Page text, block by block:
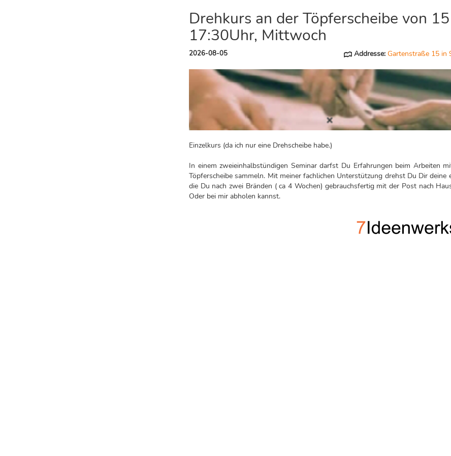
Drehkurs an der Töpferscheibe von
17:30Uhr, Mittwoch
2026-08-05 Addresse: Gartenstraße 15 in
Einzelkurs (da ich nur eine Drehscheibe habe.)
In einem zweieinhalbstündigen Seminar darfst Du Erfahrungen beim Arbeiten
Töpferscheibe sammeln. Mit meiner fachlichen Unterstützung drehst Du Dir deine
die Du nach zwei Bränden ( ca 4 Wochen) gebrauchsfertig mit der Post nach
Oder bei mir abholen kannst.